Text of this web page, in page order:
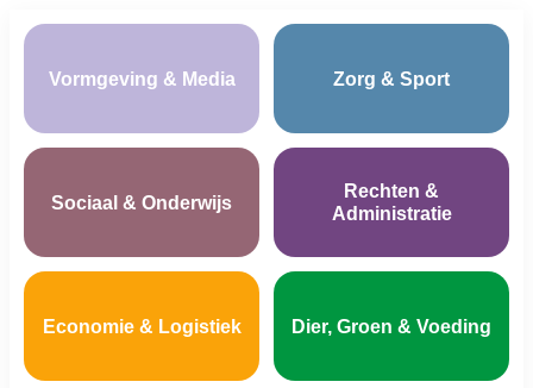
Vormgeving & Media Zorg & Sport
Sociaal & Onderwijs
Rechten &
Administratie
Economie & Logistiek Dier, Groen & Voeding